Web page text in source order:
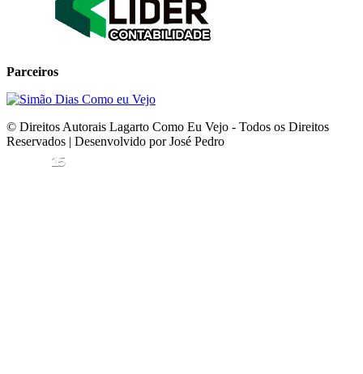
Parceiros
© Direitos Autorais Lagarto Como Eu Vejo - Todos os Direitos
Reservados | Desenvolvido por José Pedro
15